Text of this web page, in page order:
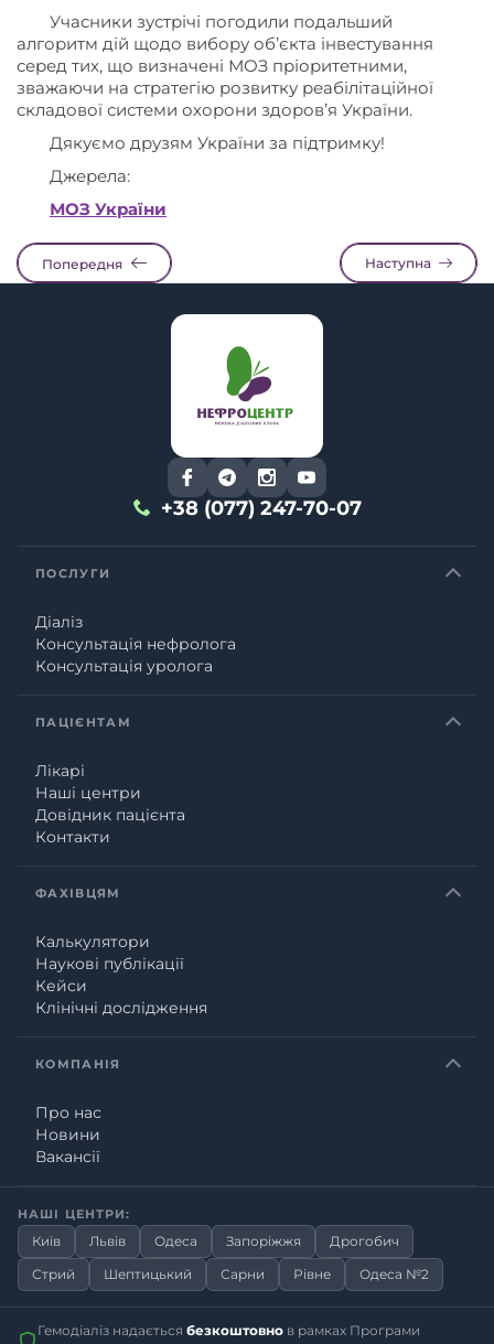
Учасники зустрічі погодили подальший
алгоритм дій щодо вибору обʼєкта інвестування
серед тих, що визначені МОЗ пріоритетними,
зважаючи на стратегію розвитку реабілітаційної
складової системи охорони здоровʼя України.
Дякуємо друзям України за підтримку!
Джерела:
МОЗ України
Попередня Наступна
+38 (077) 247-70-07
ПОСЛУГИ
Діаліз
Консультація нефролога
Консультація уролога
ПАЦІЄНТАМ
Лікарі
Наші центри
Довідник пацієнта
Контакти
ФАХІВЦЯМ
Калькулятори
Наукові публікації
Кейси
Клінічні дослідження
КОМПАНІЯ
Про нас
Новини
Вакансії
НАШІ ЦЕНТРИ:
Київ Львів Одеса Запоріжжя
Дрогобич
Стрий
Шептицький Сарни Рівне Одеса №2
Гемодіаліз надається безкоштовно в рамках Програми